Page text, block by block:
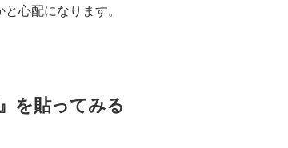
心配になります。
を貼ってみる